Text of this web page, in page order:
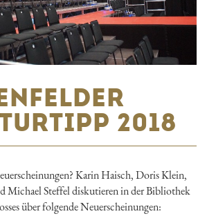
2018
Karin Haisch, Doris Klein,
Michael Steffel diskutieren in der Bibliothek
über folgende Neuerscheinungen: